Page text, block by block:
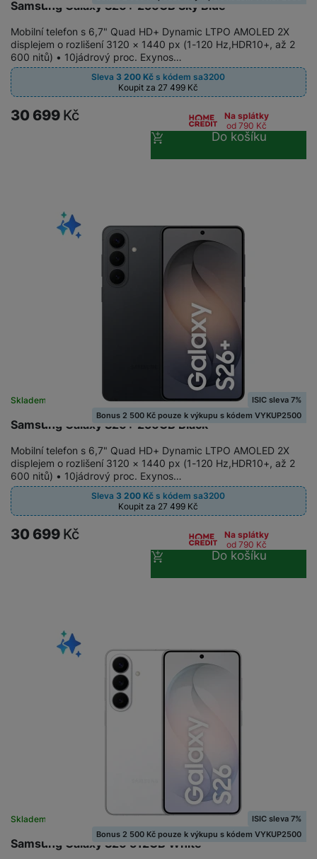
Samsung Galaxy S26+ 256GB Sky Blue
Mobilní telefon s 6,7" Quad HD+ Dynamic LTPO AMOLED 2X
displejem o rozlišení 3120 × 1440 px (1-120 Hz,HDR10+, až 2
600 nitů) • 10jádrový proc. Exynos…
Sleva 3 200Kč s kódemsa3200
Koupit za 27 499 Kč
30 699 Kč
Na splátky
od 790 Kč
Do košíku
Samsung Galaxy S26+ 256GB Black
Skladem na prodejně na 2 prodejnách
ISIC sleva 7%
Bonus 2 500 Kč pouze k výkupu s kódem VYKUP2500
Mobilní telefon s 6,7" Quad HD+ Dynamic LTPO AMOLED 2X
displejem o rozlišení 3120 × 1440 px (1-120 Hz,HDR10+, až 2
600 nitů) • 10jádrový proc. Exynos…
Sleva 3 200Kč s kódemsa3200
Koupit za 27 499 Kč
30 699 Kč
Na splátky
od 790 Kč
Do košíku
Samsung Galaxy S26 512GB White
Skladem
ISIC sleva 7%
Bonus 2 500 Kč pouze k výkupu s kódem VYKUP2500